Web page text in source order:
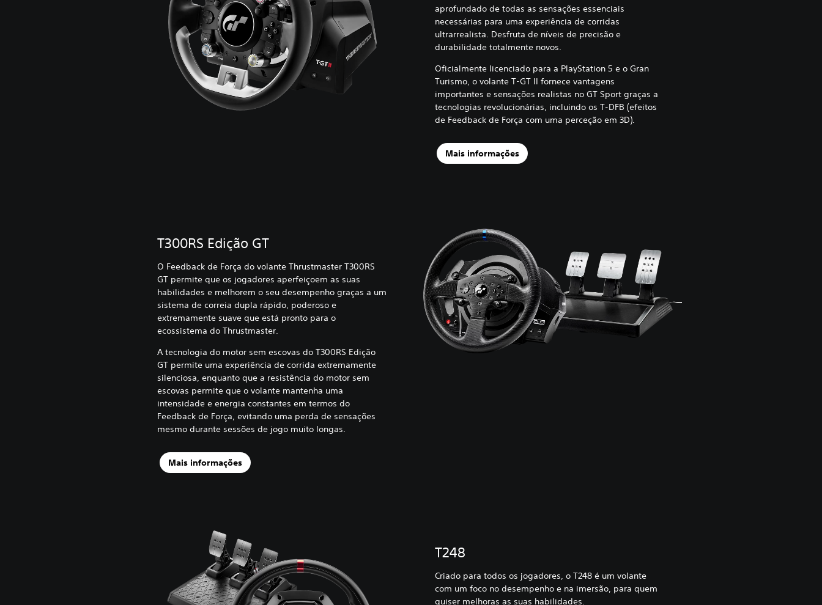
aprofundado de todas as sensações essenciais
necessárias para uma experiência de corridas
ultrarrealista. Desfruta de níveis de precisão e
durabilidade totalmente novos.
Oficialmente licenciado para a PlayStation 5 e o Gran
Turismo, o volante T-GT II fornece vantagens
importantes e sensações realistas no GT Sport graças a
tecnologias revolucionárias, incluindo os T-DFB (efeitos
de Feedback de Força com uma perceção em 3D).
Mais informações
T300RS Edição GT
O Feedback de Força do volante Thrustmaster T300RS
GT permite que os jogadores aperfeiçoem as suas
habilidades e melhorem o seu desempenho graças a um
sistema de correia dupla rápido, poderoso e
extremamente suave que está pronto para o
ecossistema do Thrustmaster.
A tecnologia do motor sem escovas do T300RS Edição
GT permite uma experiência de corrida extremamente
silenciosa, enquanto que a resistência do motor sem
escovas permite que o volante mantenha uma
intensidade e energia constantes em termos do
Feedback de Força, evitando uma perda de sensações
mesmo durante sessões de jogo muito longas.
Mais informações
T248
Criado para todos os jogadores, o T248 é um volante
com um foco no desempenho e na imersão, para quem
quiser melhoras as suas habilidades.